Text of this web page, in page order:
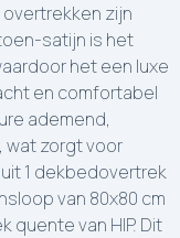
zijn
satijn is het
het een luxe
en comfortabel
ademend,
wat zorgt voor
1 dekbedovertrek
van 80x80 cm
quente van HIP. Dit